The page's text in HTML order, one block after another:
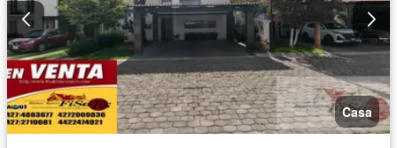
Casa